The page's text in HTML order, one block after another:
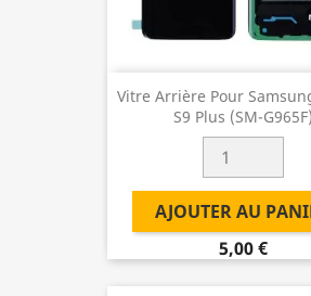
Vitre Arrière Pour
S9 Plus (SM-G965F)
AJOUTER AU
5,00 €